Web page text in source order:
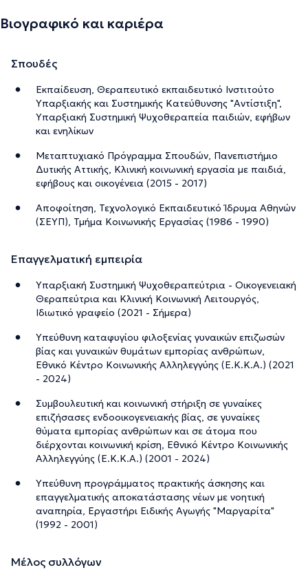
Βιογραφικό και καριέρα
Σπουδές
Εκπαίδευση, Θεραπευτικό εκπαιδευτικό Ινστιτούτο
Υπαρξιακής και Συστημικής Κατεύθυνσης "Αντίστιξη",
Υπαρξιακή Συστημική Ψυχοθεραπεία παιδιών, εφήβων
και ενηλίκων
Μεταπτυχιακό Πρόγραμμα Σπουδών, Πανεπιστήμιο
Δυτικής Αττικής, Κλινική κοινωνική εργασία με παιδιά,
εφήβους και οικογένεια (2015 - 2017)
Αποφοίτηση, Τεχνολογικό Εκπαιδευτικό Ίδρυμα Αθηνών
(ΣΕΥΠ), Τμήμα Κοινωνικής Εργασίας (1986 - 1990)
Επαγγελματική εμπειρία
Υπαρξιακή Συστημική Ψυχοθεραπεύτρια - Οικογενειακή
Θεραπεύτρια και Κλινική Κοινωνική Λειτουργός,
Ιδιωτικό γραφείο (2021 - Σήμερα)
Υπεύθυνη καταφυγίου φιλοξενίας γυναικών επιζωσών
βίας και γυναικών θυμάτων εμπορίας ανθρώπων,
Εθνικό Κέντρο Κοινωνικής Αλληλεγγύης (Ε.Κ.Κ.Α.) (2021
- 2024)
Συμβουλευτική και κοινωνική στήριξη σε γυναίκες
επιζήσασες ενδοοικογενειακής βίας, σε γυναίκες
θύματα εμπορίας ανθρώπων και σε άτομα που
διέρχονται κοινωνική κρίση, Εθνικό Κέντρο Κοινωνικής
Αλληλεγγύης (Ε.Κ.Κ.Α.) (2001 - 2024)
Υπεύθυνη προγράμματος πρακτικής άσκησης και
επαγγελματικής αποκατάστασης νέων με νοητική
αναπηρία, Εργαστήρι Ειδικής Αγωγής "Μαργαρίτα"
(1992 - 2001)
Μέλος συλλόγων